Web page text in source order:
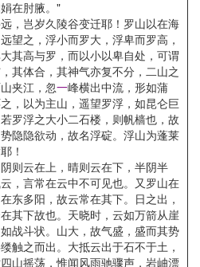
在肘腋。"
岂岁久陵谷变迁耶！罗山以在海
望之，浮小而罗大，浮卑而罗高，
其高与罗，而以小以卑自处，可谓
其体合，其神气亦复不分，二山之
夹江，忽一峰横出中流，形如蒲
，以为主山，遥望罗浮，如昆仑巨
罗浮之大小二石楼，则帆樯也，故
隐隐欲动，故名浮碇。浮山为蓬莱
！
则云在上，晴则云在下，半阴半
，言常在云中不可见也。又罗山在
东多阳，故云常在其下。日之出，
其下故也。天晓时，云如万箭从崖
战斗状。山大，故气盛，盛而其势
触之而出。大抵云出于石不于土，
山摇荡，惟闻风雨驰骤声，岩岫漂